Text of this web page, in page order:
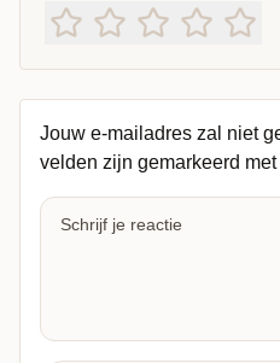
Jouw e-mailadres zal niet
velden zijn gemarkeerd met